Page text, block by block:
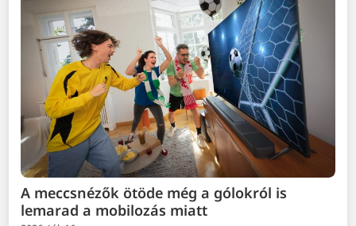
A meccsnézők ötöde még a gólokról is
lemarad a mobilozás miatt